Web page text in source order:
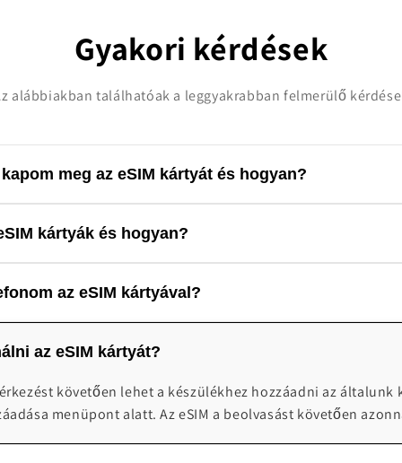
Gyakori kérdések
alábbiakban találhatóak a leggyakrabban felmerülő
meg az eSIM kártyát és hogyan?
leadását követően lehetőség van a 4 órán belüli
kártyák és hogyan?
e. Amennyiben lefogyna az adatforgalom, úgy a
újra tudjuk tölteni a már meglévőt. Kérjük,
rovatba tüntesd fel az alábbi szócskát: "újratöltés"
az eSIM kártyával?
pages/esim-kompatibilis-
az eSIM kártyát?
követően lehet a készülékhez hozzáadni az általunk
menüpont alatt. Az eSIM a beolvasást követően